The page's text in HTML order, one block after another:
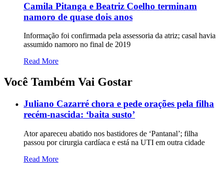
Camila Pitanga e Beatriz Coelho terminam
namoro de quase dois anos
Informação foi confirmada pela assessoria da atriz; casal havia
assumido namoro no final de 2019
Read More
Você Também Vai Gostar
Juliano Cazarré chora e pede orações pela filha
recém-nascida: ‘baita susto’
Ator apareceu abatido nos bastidores de ‘Pantanal’; filha
passou por cirurgia cardíaca e está na UTI em outra cidade
Read More